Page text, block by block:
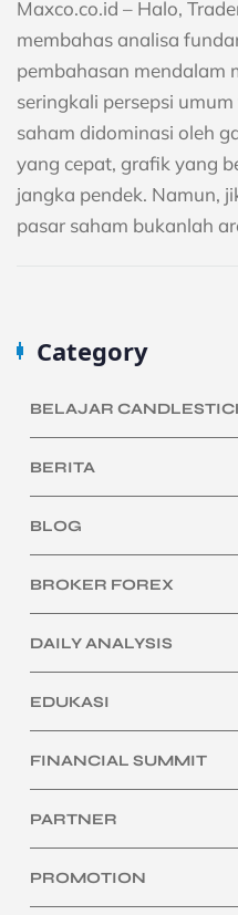
Maxco.co.id – Halo,
membahas analisa
pembahasan mendalam
seringkali persepsi
saham didominasi oleh
yang cepat, grafik yang
jangka pendek. Namun,
pasar saham bukanlah
Category
BELAJAR
BERITA
BLOG
BROKER FOREX
DAILY ANALYSIS
EDUKASI
FINANCIAL SUMMIT
PARTNER
PROMOTION